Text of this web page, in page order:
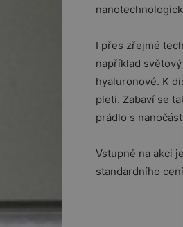
I přes zřejmé
například
hyaluronové. K
pleti. Zabaví se
prádlo s
Vstupné na akci
standardního